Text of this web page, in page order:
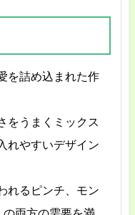
を詰め込まれた作
をうまくミックス
れやすいデザイン
れるピンチ、モン